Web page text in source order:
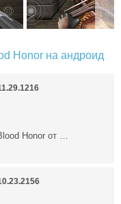
Honor на андроид
Honor от …